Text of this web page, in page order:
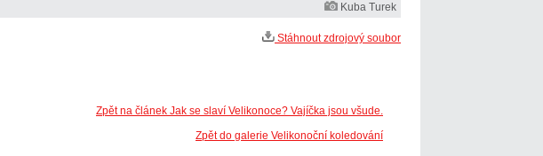
Kuba Turek
Stáhnout zdrojový soubor
Zpět na článek Jak se slaví Velikonoce? Vajíčka jsou všude.
Zpět do galerie Velikonoční koledování